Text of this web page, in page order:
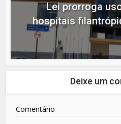
Lei prorroga
hospitais
Deixe um
Comentário